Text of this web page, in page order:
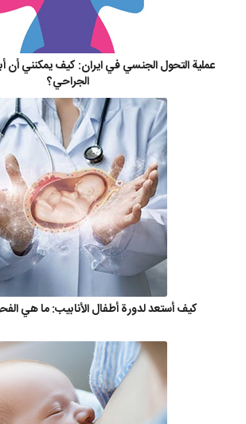
عملية التحول الجنسي في ايران: كيف يمكنني أن
الجراحي؟
كيف أستعد لدورة أطفال الأنابيب: ما هي